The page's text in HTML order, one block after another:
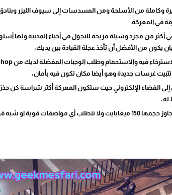
وكاملة من الأسلحة ومن المسدسات إلى سيوف الليزر
في المعركة.
أكثر من مجرد وسيلة مريحة للتجول في أحياء المدينة ولها
يكون من الأفضل أن تأخذ عجلة القيادة بين يديك،
غرسات جديدة وهو أيضا مكان تكون فيه بأمان،
الفضاء الإلكتروني حيث ستكون المعركة أكثر شراسة كن
شبه قوية للعب بها كذلك ليس بها إعلانات،